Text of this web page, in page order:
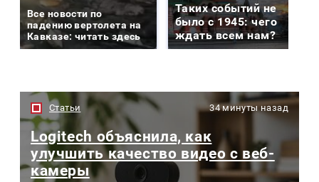
Все новости по
падению вертолета на
Кавказе: читать здесь
Таких событий не
было с 1945: чего
ждать всем нам?
Статьи 34 минуты назад
Logitech объяснила, как
улучшить качество видео с веб-
камеры